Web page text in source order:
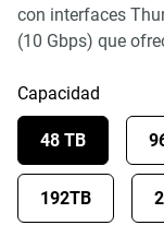
con interfaces
(10 Gbps) que
Capacidad
48 TB
192TB